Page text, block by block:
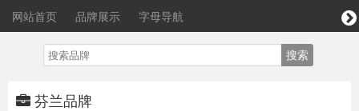
网站首页 品牌展示 字母导航
芬兰品牌